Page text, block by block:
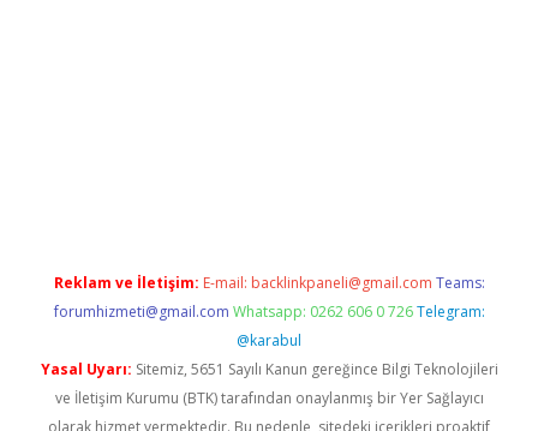
Reklam ve İletişim: E-mail: backlinkpaneli@gmail.com Teams:
forumhizmeti@gmail.com Whatsapp: 0262 606 0 726 Telegram:
@karabul
Yasal Uyarı: Sitemiz, 5651 Sayılı Kanun gereğince Bilgi Teknolojileri
ve İletişim Kurumu (BTK) tarafından onaylanmış bir Yer Sağlayıcı
olarak hizmet vermektedir. Bu nedenle, sitedeki içerikleri proaktif